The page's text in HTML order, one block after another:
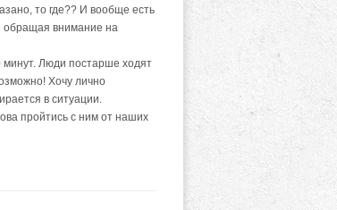
то где?? И вообще есть
обращая внимание на
Люди постарше ходят
Хочу лично
в ситуации.
пройтись с ним от наших